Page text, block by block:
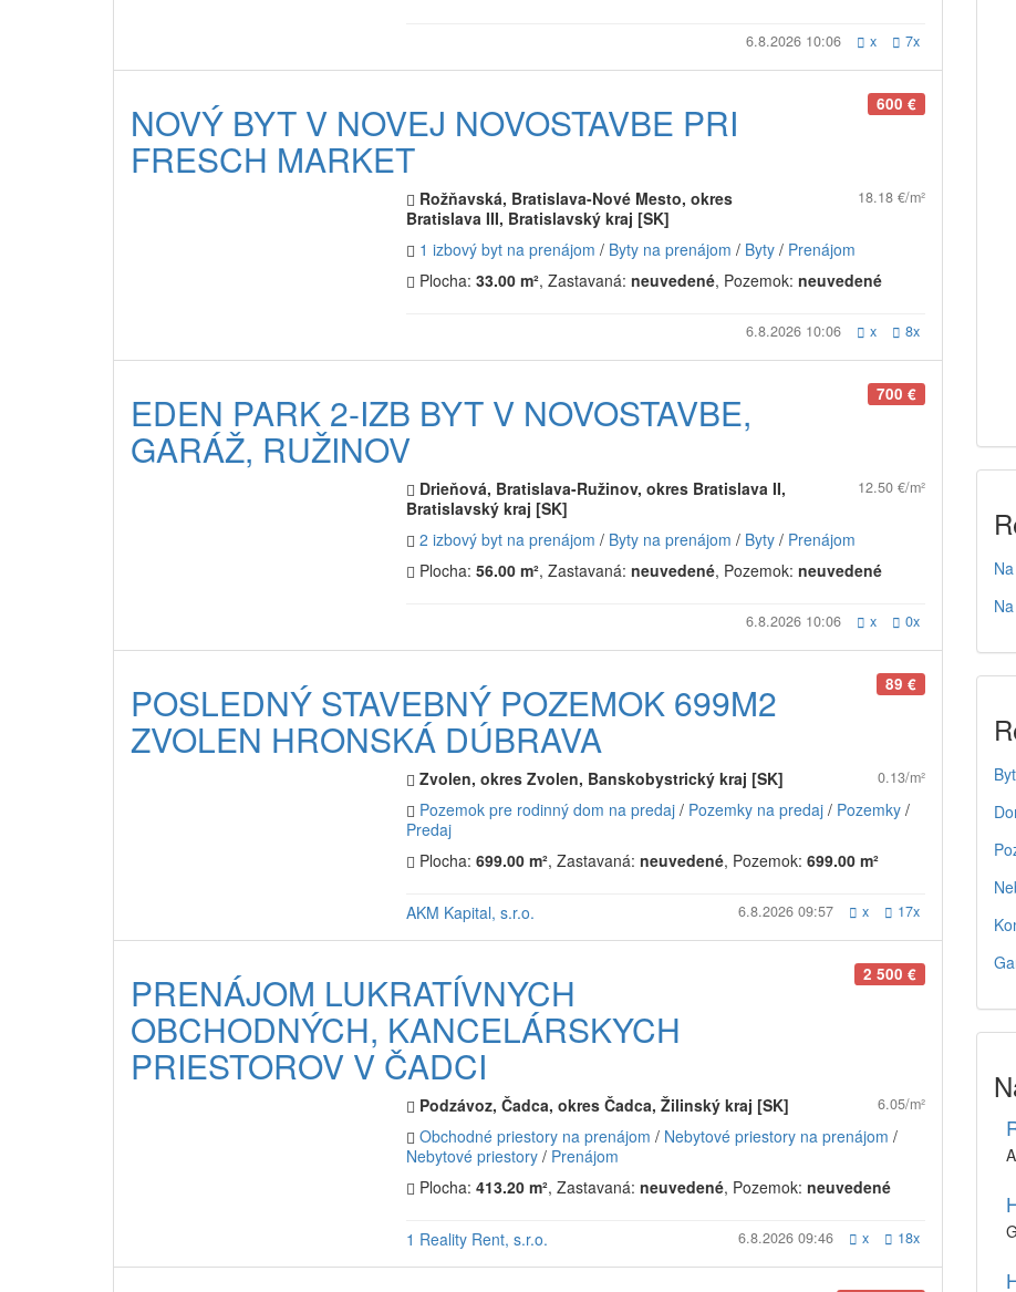
6.8.2026 10:06 x 7x
NOVÝ BYT V NOVEJ NOVOSTAVBE PRI
FRESCH MARKET
600 €
Rožňavská, Bratislava-Nové Mesto, okres
Bratislava III, Bratislavský kraj [SK]
18.18 €/m²
1 izbový byt na prenájom / Byty na prenájom / Byty / Prenájom
Plocha:33.00 m², Zastavaná:neuvedené, Pozemok:neuvedené
6.8.2026 10:06 x 8x
EDEN PARK 2-IZB BYT V NOVOSTAVBE,
GARÁŽ, RUŽINOV
700 €
Drieňová, Bratislava-Ružinov, okres Bratislava II,
Bratislavský kraj [SK]
12.50 €/m²
2 izbový byt na prenájom / Byty na prenájom / Byty / Prenájom
Plocha:56.00 m², Zastavaná:neuvedené, Pozemok:neuvedené
6.8.2026 10:06 x 0x
POSLEDNÝ STAVEBNÝ POZEMOK 699M2
ZVOLEN HRONSKÁ DÚBRAVA
89 €
Zvolen, okres Zvolen, Banskobystrický kraj [SK] 0.13/m²
Pozemok pre rodinný dom na predaj / Pozemky na predaj / Pozemky /
Predaj
Plocha:699.00 m², Zastavaná:neuvedené, Pozemok:699.00 m²
AKM Kapital, s.r.o. 6.8.2026 09:57 x 17x
PRENÁJOM LUKRATÍVNYCH
OBCHODNÝCH, KANCELÁRSKYCH
PRIESTOROV V ČADCI
2 500 €
Podzávoz, Čadca, okres Čadca, Žilinský kraj [SK] 6.05/m²
Obchodné priestory na prenájom / Nebytové priestory na prenájom /
Nebytové priestory / Prenájom
Plocha:413.20 m², Zastavaná:neuvedené, Pozemok:neuvedené
1 Reality Rent, s.r.o. 6.8.2026 09:46 x 18x